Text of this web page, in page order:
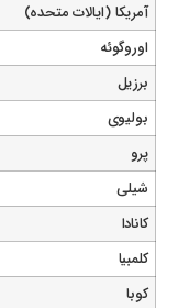
آمریکا (ایالات متحده)
اوروگوئه
برزیل
بولیوی
شیلی
کانادا
کلمبیا
کوبا